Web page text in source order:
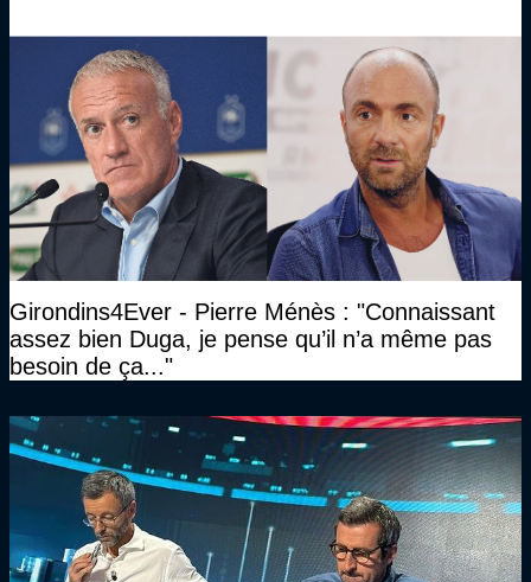
Girondins4Ever - Pierre Ménès : "Connaissant
assez bien Duga, je pense qu’il n’a même pas
besoin de ça..."